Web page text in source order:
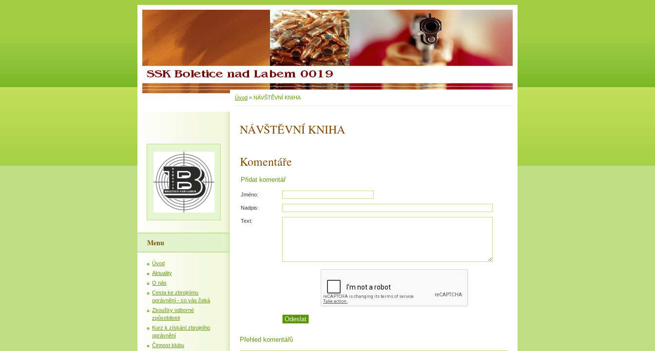
Úvod » NÁVŠTĚVNÍ KNIHA
NÁVŠTĚVNÍ KNIHA
Komentáře
Přidat komentář
Jméno:
Nadpis:
Text:
Přehled komentářů
Menu
Úvod
Aktuality
O nás
Cesta ke zbrojnímu
oprávnění - co vás čeká
Zkoušky odborné
způsobilosti
Kurz k získání zbrojního
oprávnění
Činnost klubu